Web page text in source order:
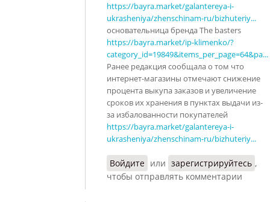
https://bayra.market/galantereya-i-
ukrasheniya/zhenschinam-ru/bizhuteriy...
основательница бренда The basters
https://bayra.market/ip-klimenko/?
category_id=19849&items_per_page=64&pa...
Ранее редакция сообщала о том что
интернет-магазины отмечают снижение
процента выкупа заказов и увеличение
сроков их хранения в пунктах выдачи из-
за избалованности покупателей
https://bayra.market/galantereya-i-
ukrasheniya/zhenschinam-ru/bizhuteriy...
Войдите или зарегистрируйтесь ,
чтобы отправлять комментарии